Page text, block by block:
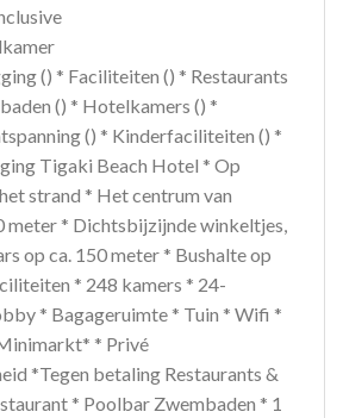
() * Faciliteiten () * Restaurants
() * Hotelkamers () *
() * Kinderfaciliteiten () *
Tigaki Beach Hotel * Op
strand * Het centrum van
meter * Dichtsbijzijnde winkeltjes,
op ca. 150 meter * Bushalte op
* 248 kamers * 24-
* Bagageruimte * Tuin * Wifi *
* Privé
*Tegen betaling Restaurants &
* Poolbar Zwembaden * 1